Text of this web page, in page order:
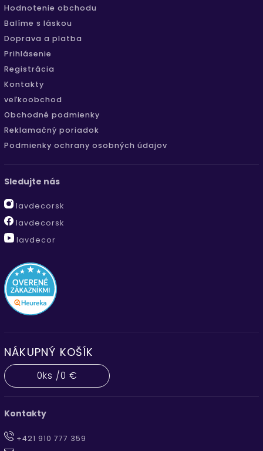
Hodnotenie obchodu
Balíme s láskou
Doprava a platba
Prihlásenie
Registrácia
Kontakty
veľkoobchod
Obchodné podmienky
Reklamačný poriadok
Podmienky ochrany osobných údajov
Sledujte nás
lavdecorsk
lavdecorsk
lavdecor
NÁKUPNÝ KOŠÍK
0ks /0 €
Kontakty
+421 910 777 359